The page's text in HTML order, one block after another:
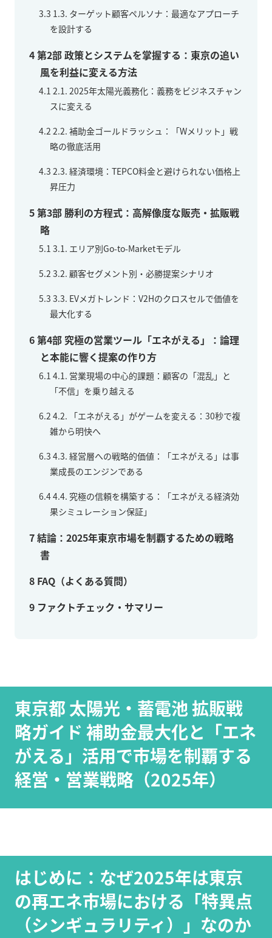
3.3 1.3. ターゲット顧客ペルソナ：最適なアプローチ
を設計する
4第2部 政策とシステムを掌握する：東京の追い
風を利益に変える方法
4.1 2.1. 2025年太陽光義務化：義務をビジネスチャン
スに変える
4.2 2.2. 補助金ゴールドラッシュ：「Wメリット」戦
略の徹底活用
4.3 2.3. 経済環境：TEPCO料金と避けられない価格上
昇圧力
5第3部 勝利の方程式：高解像度な販売・拡販戦
略
5.1 3.1. エリア別Go-to-Marketモデル
5.2 3.2. 顧客セグメント別・必勝提案シナリオ
5.3 3.3. EVメガトレンド：V2Hのクロスセルで価値を
最大化する
6第4部 究極の営業ツール「エネがえる」：論理
と本能に響く提案の作り方
6.1 4.1. 営業現場の中心的課題：顧客の「混乱」と
「不信」を乗り越える
6.2 4.2. 「エネがえる」がゲームを変える：30秒で複
雑から明快へ
6.3 4.3. 経営層への戦略的価値：「エネがえる」は事
業成長のエンジンである
6.44.4. 究極の信頼を構築する：「エネがえる経済効
果シミュレーション保証」
7結論：2025年東京市場を制覇するための戦略
書
8 FAQ（よくある質問）
9 ファクトチェック・サマリー
東京都 太陽光・蓄電池 拡販戦
略ガイド 補助金最大化と「エネ
がえる」活用で市場を制覇する
経営・営業戦略（2025年）
はじめに：なぜ2025年は東京
の再エネ市場における「特異点
（シンギュラリティ）」なのか